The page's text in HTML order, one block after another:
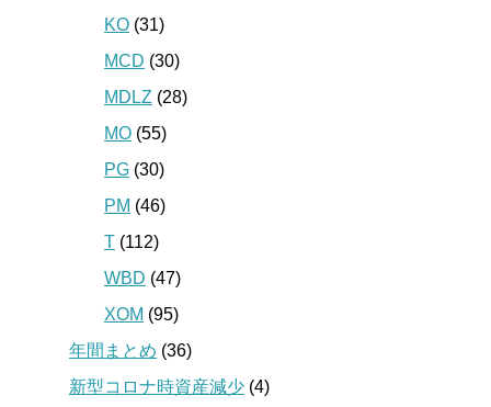
KO (31)
MCD (30)
MDLZ (28)
MO (55)
PG (30)
PM (46)
T (112)
WBD (47)
XOM (95)
年間まとめ (36)
新型コロナ時資産減少 (4)